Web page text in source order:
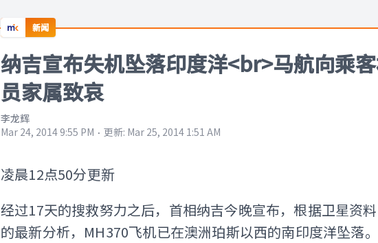
新闻
纳吉宣布失机坠落印度洋<br>马航向乘
员家属致哀
李龙辉
Mar 24, 2014 9:55 PM ⋅ 更新: Mar 25, 2014 1:51 AM
凌晨12点50分更新
经过17天的搜救努力之后，首相纳吉今晚宣布，根据卫星资料
的最新分析，MH370飞机已在澳洲珀斯以西的南印度洋坠落。